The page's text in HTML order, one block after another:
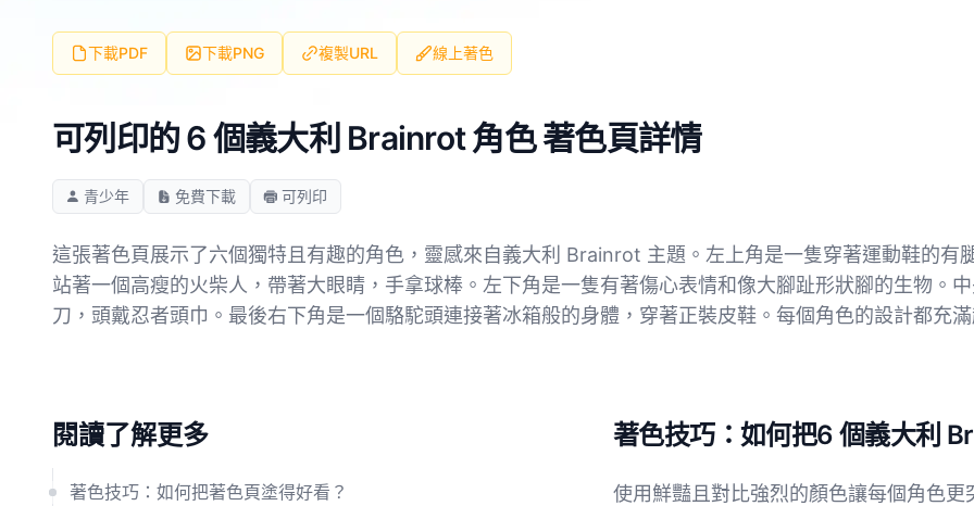
下載PDF 下載PNG 複製URL 線上著色
可列印的 6 個義大利 Brainrot 角色 著色頁詳情
青少年 免費下載 可列印
這張著色頁展示了六個獨特且有趣的角色，靈感來自義大利 Brainrot 主題。左上角是一隻穿著運動鞋的有
站著一個高瘦的火柴人，帶著大眼睛，手拿球棒。左下角是一隻有著傷心表情和像大腳趾形狀腳的生物。
刀，頭戴忍者頭巾。最後右下角是一個駱駝頭連接著冰箱般的身體，穿著正裝皮鞋。每個角色的設計都充
閱讀了解更多
著色技巧：如何把著色頁塗得好看？
著色技巧：如何把6 個義大利
使用鮮豔且對比強烈的顏色讓每個角色